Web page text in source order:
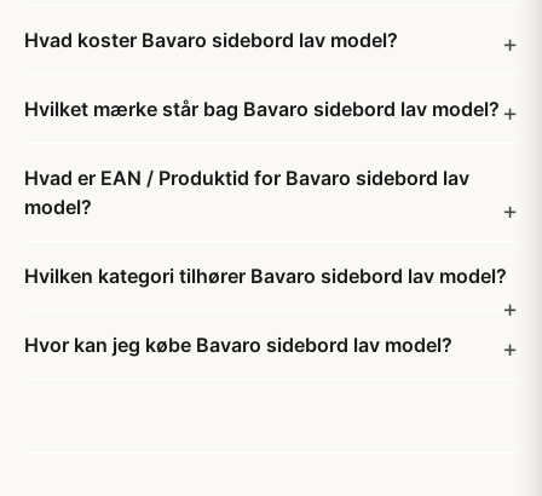
Hvad koster Bavaro sidebord lav model?
Hvilket mærke står bag Bavaro sidebord lav model?
Hvad er EAN / Produktid for Bavaro sidebord lav
model?
Hvilken kategori tilhører Bavaro sidebord lav model?
Hvor kan jeg købe Bavaro sidebord lav model?